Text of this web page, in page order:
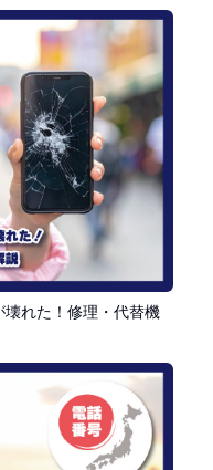
れた！修理・代替機